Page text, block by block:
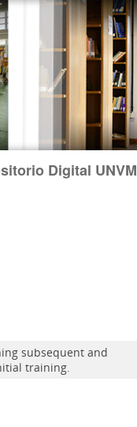
Digital UNVM
subsequent and
training.